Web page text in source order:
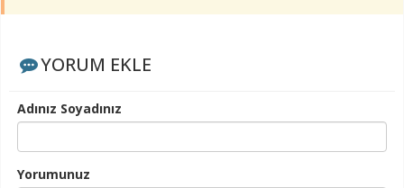
YORUM EKLE
Adınız Soyadınız
Yorumunuz